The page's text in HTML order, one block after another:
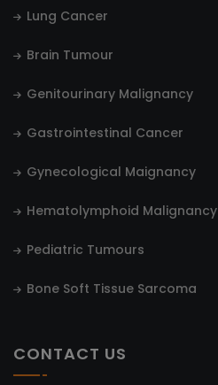
Lung Cancer
Brain Tumour
Genitourinary Malignancy
Gastrointestinal Cancer
Gynecological Maignancy
Hematolymphoid Malignancy
Pediatric Tumours
Bone Soft Tissue Sarcoma
CONTACT US